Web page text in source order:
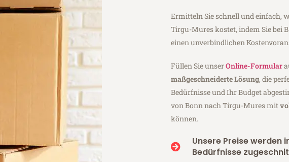
Ermitteln Sie schnell und einfach,
Tirgu-Mures kostet, indem Sie bei
einen unverbindlichen
Füllen Sie unserOnline-Formular
maßgeschneiderte Lösung, die
Bedürfnisse und Ihr Budget
von Bonn nach Tirgu-Mures mit
können.
Unsere Preise werden
Bedürfnisse